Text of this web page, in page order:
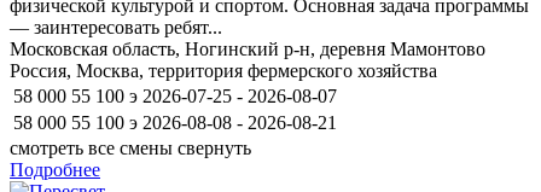
физической культурой и спортом. Основная задача программы
— заинтересовать ребят...
Московская область, Ногинский р-н, деревня Мамонтово
Россия, Москва, территория фермерского хозяйства
58 000 55 100 э 2026-07-25 - 2026-08-07
58 000 55 100 э 2026-08-08 - 2026-08-21
смотреть все смены свернуть
Подробнее